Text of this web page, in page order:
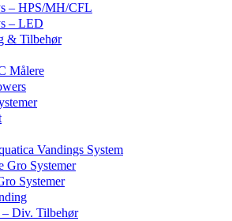
– HPS/MH/CFL
– LED
& Tilbehør
Målere
Vandings System
Gro Systemer
Systemer
– Div. Tilbehør